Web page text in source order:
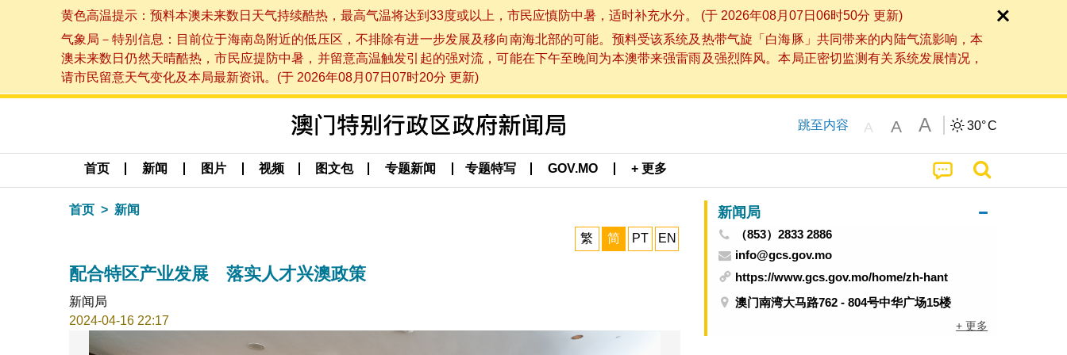
黄色高温提示：预料本澳未来数日天气持续酷热，最高气温将达到33度或以上，市民应慎防中暑，适时补充水分。 (于 2026年08月07日06时50分 更新)
气象局－特别信息：目前位于海南岛附近的低压区，不排除有进一步发展及移向南海北部的可能。预料受该系统及热带气旋「白海豚」共同带来的内陆气流影响，本
澳未来数日仍然天晴酷热，市民应提防中暑，并留意高温触发引起的强对流，可能在下午至晚间为本澳带来强雷雨及强烈阵风。本局正密切监测有关系统发展情况，
请市民留意天气变化及本局最新资讯。(于 2026年08月07日07时20分 更新)
跳至内容 A A A 30°C
首页 新闻 图片 视频 图文包 专题新闻 专题特写 GOV.MO + 更多
首页 新闻
繁 简 PT EN
配合特区产业发展 落实人才兴澳政策
新闻局
2024-04-16 22:17
新闻局
（853）2833 2886
info@gcs.gov.mo
https://www.gcs.gov.mo/home/zh-hant
澳门南湾大马路762 - 804号中华广场15楼
+ 更多